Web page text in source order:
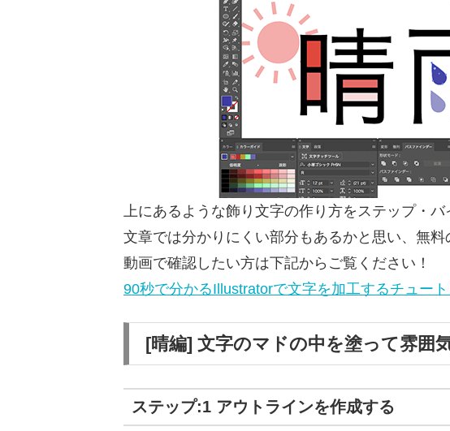
上にあるような飾り文字の作り方をステップ・
文章では分かりにくい部分もあるかと思い、無料
動画で確認したい方は下記からご覧ください！
90秒で分かるIllustratorで文字を加工するチュー
[晴編] 文字のマドの中を塗って雰囲
ステップ:1 アウトラインを作成する